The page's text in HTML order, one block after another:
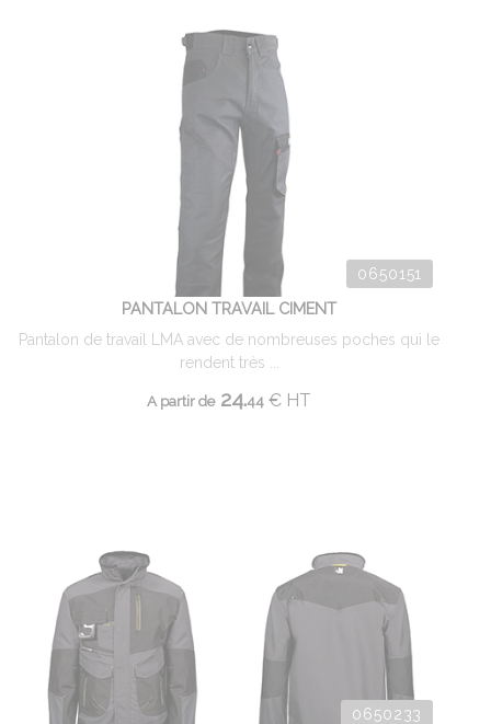
0650151
PANTALON TRAVAIL CIMENT
Pantalon de travail LMA avec de nombreuses poches qui le
rendent très ...
A partir de24.44 € HT
0650233